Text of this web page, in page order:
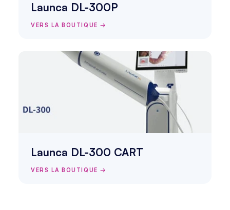
Launca DL-300P
VERS LA BOUTIQUE →
Launca DL-300 CART
VERS LA BOUTIQUE →